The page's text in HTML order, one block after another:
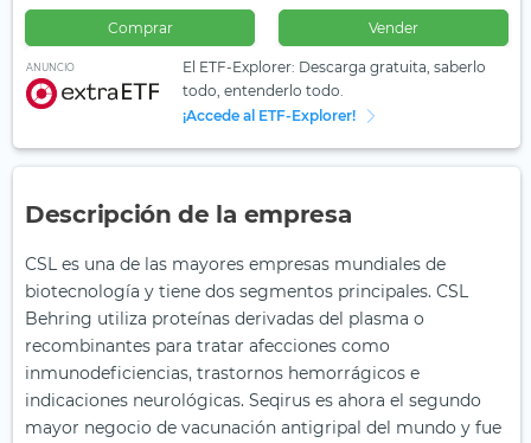
Comprar Vender
ANUNCIO
El ETF-Explorer: Descarga gratuita, saberlo
todo, entenderlo todo.
¡Accede al ETF-Explorer!
Descripción de la empresa
CSL es una de las mayores empresas mundiales de
biotecnología y tiene dos segmentos principales. CSL
Behring utiliza proteínas derivadas del plasma o
recombinantes para tratar afecciones como
inmunodeficiencias, trastornos hemorrágicos e
indicaciones neurológicas. Seqirus es ahora el segundo
mayor negocio de vacunación antigripal del mundo y fue